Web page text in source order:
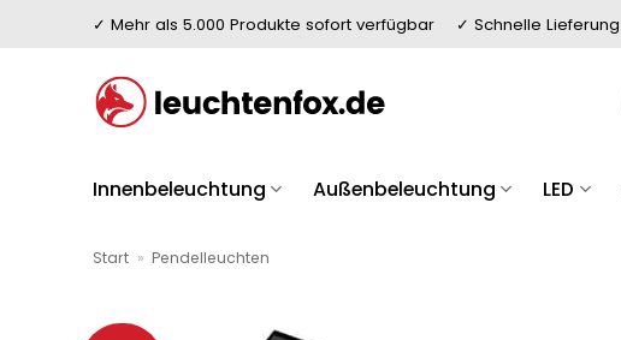
✓ Mehr als 5.000 Produkte sofort verfügbar ✓ Schnelle Lieferung
Innenbeleuchtung Außenbeleuchtung LED
Start » Pendelleuchten